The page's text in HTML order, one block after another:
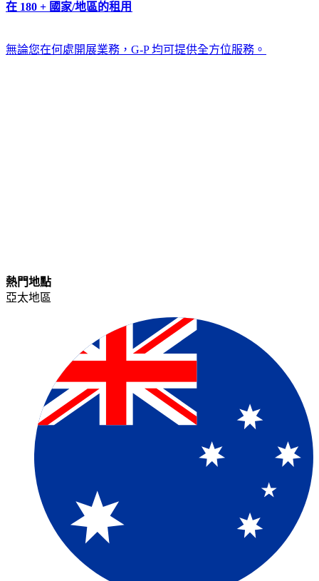
在 180 + 國家/地區的租用​​
無論您在何處開展業務，G-P 均可提供全方位服務。​​
熱門地點​​
亞太地區​​